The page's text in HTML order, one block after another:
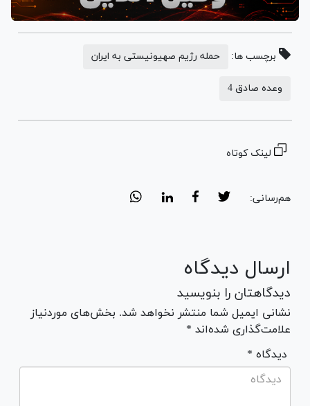
برچسب ها: حمله رژیم صهیونیستی به ایران
وعده صادق 4
لینک کوتاه
هم‌رسانی:
ارسال دیدگاه
دیدگاهتان را بنویسید
نشانی ایمیل شما منتشر نخواهد شد. بخش‌های موردنیاز
علامت‌گذاری شده‌اند *
* دیدگاه